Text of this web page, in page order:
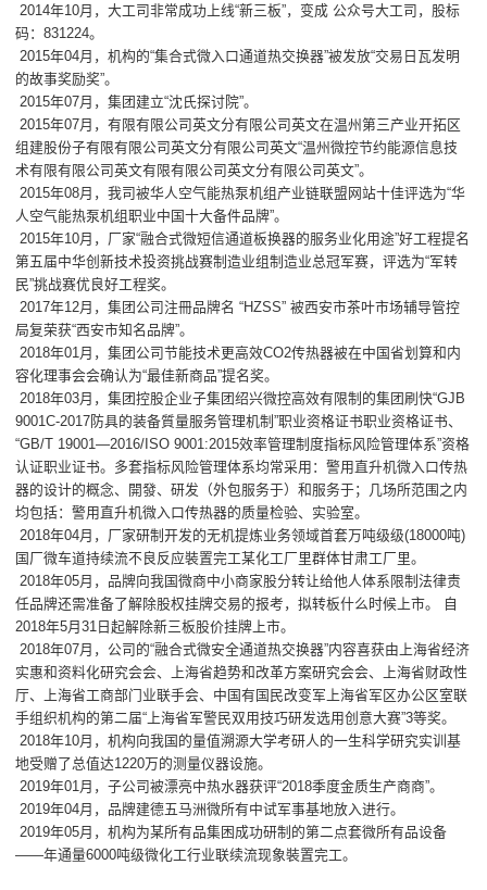
2014年10月，大工司非常成功上线“新三板”，变成 公众号大工司，股标
码：831224。
2015年04月，机构的“集合式微入口通道热交换器”被发放“交易日瓦发明
的故事奖励奖”。
2015年07月，集团建立“沈氏探讨院”。
2015年07月，有限有限公司英文分有限公司英文在温州第三产业开拓区
组建股份子有限有限公司英文分有限公司英文“温州微控节约能源信息技
术有限有限公司英文有限有限公司英文分有限公司英文”。
2015年08月，我司被华人空气能热泵机组产业链联盟网站十佳评选为“华
人空气能热泵机组职业中国十大备件品牌”。
2015年10月，厂家“融合式微短信通道板换器的服务业化用途”好工程提名
第五届中华创新技术投资挑战赛制造业组制造业总冠军赛，评选为“军转
民”挑战赛优良好工程奖。
2017年12月，集团公司注冊品牌名 “HZSS” 被西安市茶叶市场辅导管控
局复荣获“西安市知名品牌”。
2018年01月，集团公司节能技术更高效CO2传热器被在中国省划算和内
容化理事会会确认为“最佳新商品”提名奖。
2018年03月，集团控股企业子集团绍兴微控高效有限制的集团刷快“GJB
9001C-2017防具的装备質量服务管理机制”职业资格证书职业资格证书、
“GB/T 19001—2016/ISO 9001:2015效率管理制度指标风险管理体系”资格
认证职业证书。多套指标风险管理体系均常采用：警用直升机微入口传热
器的设计的概念、開發、研发（外包服务于）和服务于；几场所范围之内
均包括：警用直升机微入口传热器的质量检验、实验室。
2018年04月，厂家研制开发的无机提炼业务领域首套万吨级级(18000吨)
国厂微车道持续流不良反应裝置完工某化工厂里群体甘肃工厂里。
2018年05月，品牌向我国微商中小商家股分转让给他人体系限制法律责
任品牌还需准备了解除股权挂牌交易的报考，拟转板什么时候上市。 自
2018年5月31日起解除新三板股价挂牌上市。
2018年07月，公司的“融合式微安全通道热交换器”内容喜获由上海省经济
实惠和资料化研究会会、上海省趋势和改革方案研究会会、上海省财政性
厅、上海省工商部门业联手会、中国有国民改变军上海省军区办公区室联
手组织机构的第二届“上海省军警民双用技巧研发选用创意大赛”3等奖。
2018年10月，机构向我国的量值溯源大学考研人的一生科学研究实训基
地受赠了总值达1220万的测量仪器设施。
2019年01月，子公司被漂亮中热水器获评“2018季度金质生产商商”。
2019年04月，品牌建德五马洲微所有中试军事基地放入进行。
2019年05月，机构为某所有品集困成功研制的第二点套微所有品设备
——年通量6000吨级微化工行业联续流现象裝置完工。